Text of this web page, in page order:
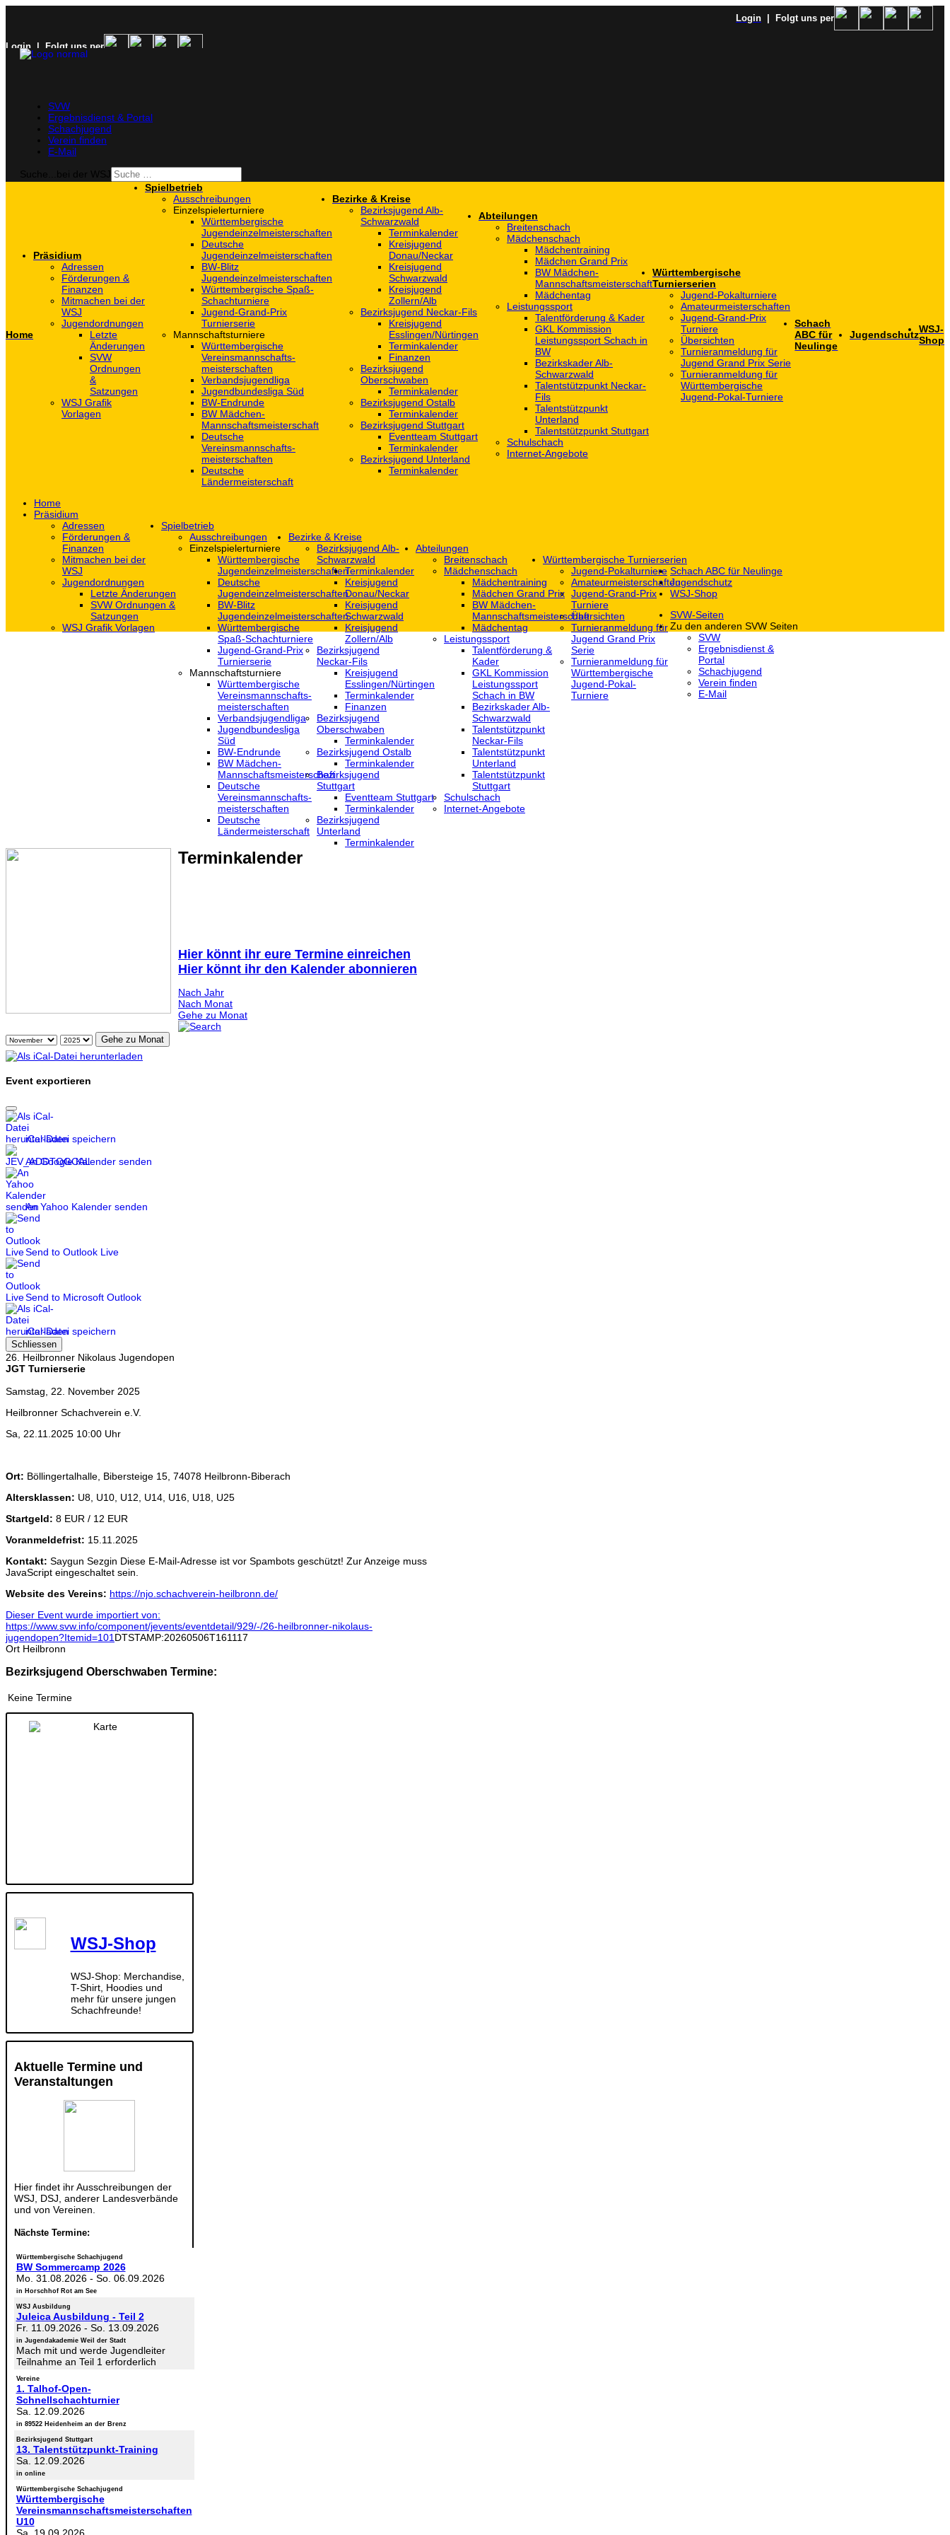
Login | Folgt uns per
Login | Folgt uns per
SVW
Ergebnisdienst & Portal
Schachjugend
Verein finden
E-Mail
Home
Präsidium
Adressen
Förderungen &
Finanzen
Mitmachen bei der
WSJ
Jugendordnungen
Letzte
Änderungen
SVW
Ordnungen
&
Satzungen
WSJ Grafik
Vorlagen
Spielbetrieb
Ausschreibungen
Einzelspielerturniere
Württembergische
Jugendeinzelmeisterschaften
Deutsche
Jugendeinzelmeisterschaften
BW-Blitz
Jugendeinzelmeisterschaften
Württembergische Spaß-
Schachturniere
Jugend-Grand-Prix
Turnierserie
Mannschaftsturniere
Württembergische
Vereinsmannschafts-
meisterschaften
Verbandsjugendliga
Jugendbundesliga Süd
BW-Endrunde
BW Mädchen-
Mannschaftsmeisterschaft
Deutsche
Vereinsmannschafts-
meisterschaften
Deutsche
Ländermeisterschaft
Bezirke & Kreise
Bezirksjugend Alb-
Schwarzwald
Terminkalender
Kreisjugend
Donau/Neckar
Kreisjugend
Schwarzwald
Kreisjugend
Zollern/Alb
Bezirksjugend Neckar-Fils
Kreisjugend
‎Esslingen/Nürtingen
Terminkalender
Finanzen
Bezirksjugend
Oberschwaben
Terminkalender
Bezirksjugend Ostalb
Terminkalender
Bezirksjugend Stuttgart
‎Eventteam Stuttgart
Terminkalender
Bezirksjugend Unterland
Terminkalender
Abteilungen
Breitenschach
Mädchenschach
Mädchentraining
Mädchen Grand Prix
BW Mädchen-
Mannschaftsmeisterschaft
Mädchentag
Leistungssport
Talentförderung & Kader
GKL Kommission
Leistungssport Schach in
BW
Bezirkskader Alb-
Schwarzwald
Talentstützpunkt Neckar-
Fils
Talentstützpunkt
Unterland
Talentstützpunkt Stuttgart
Schulschach
Internet-Angebote
Württembergische
Turnierserien
Jugend-Pokalturniere
Amateurmeisterschaften
Jugend-Grand-Prix
Turniere
Übersichten
Turnieranmeldung für
Jugend Grand Prix Serie
Turnieranmeldung für
Württembergische
Jugend-Pokal-Turniere
Schach
ABC für
Neulinge
JugendschutzWSJ-
Shop
Home
Präsidium
Adressen
Förderungen &
Finanzen
Mitmachen bei der
WSJ
Jugendordnungen
Letzte Änderungen
SVW Ordnungen &
Satzungen
WSJ Grafik Vorlagen
Spielbetrieb
Ausschreibungen
Einzelspielerturniere
Württembergische
Jugendeinzelmeisterschaften
Deutsche
Jugendeinzelmeisterschaften
BW-Blitz
Jugendeinzelmeisterschaften
Württembergische
Spaß-Schachturniere
Jugend-Grand-Prix
Turnierserie
Mannschaftsturniere
Württembergische
Vereinsmannschafts-
meisterschaften
Verbandsjugendliga
Jugendbundesliga
Süd
BW-Endrunde
BW Mädchen-
Mannschaftsmeisterschaft
Deutsche
Vereinsmannschafts-
meisterschaften
Deutsche
Ländermeisterschaft
Bezirke & Kreise
Bezirksjugend Alb-
Schwarzwald
Terminkalender
Kreisjugend
Donau/Neckar
Kreisjugend
Schwarzwald
Kreisjugend
Zollern/Alb
Bezirksjugend
Neckar-Fils
Kreisjugend
‎Esslingen/Nürtingen
Terminkalender
Finanzen
Bezirksjugend
Oberschwaben
Terminkalender
Bezirksjugend Ostalb
Terminkalender
Bezirksjugend
Stuttgart
‎Eventteam Stuttgart
Terminkalender
Bezirksjugend
Unterland
Terminkalender
Abteilungen
Breitenschach
Mädchenschach
Mädchentraining
Mädchen Grand Prix
BW Mädchen-
Mannschaftsmeisterschaft
Mädchentag
Leistungssport
Talentförderung &
Kader
GKL Kommission
Leistungssport
Schach in BW
Bezirkskader Alb-
Schwarzwald
Talentstützpunkt
Neckar-Fils
Talentstützpunkt
Unterland
Talentstützpunkt
Stuttgart
Schulschach
Internet-Angebote
Württembergische Turnierserien
Jugend-Pokalturniere
Amateurmeisterschaften
Jugend-Grand-Prix
Turniere
Übersichten
Turnieranmeldung für
Jugend Grand Prix
Serie
Turnieranmeldung für
Württembergische
Jugend-Pokal-
Turniere
Schach ABC für Neulinge
Jugendschutz
WSJ-Shop
SVW-Seiten
Zu den anderen SVW Seiten
SVW
Ergebnisdienst &
Portal
Schachjugend
Verein finden
E-Mail
Terminkalender
Hier könnt ihr eure Termine einreichen
Hier könnt ihr den Kalender abonnieren
Nach Jahr
Nach Monat
Gehe zu Monat
Gehe zu Monat
Event exportieren
iCal-Datei speichern
An Google Kalender senden
An Yahoo Kalender senden
Send to Outlook Live
Send to Microsoft Outlook
iCal-Datei speichern
Schliessen
26. Heilbronner Nikolaus Jugendopen
JGT Turnierserie
Samstag, 22. November 2025
Heilbronner Schachverein e.V.
Sa, 22.11.2025 10:00 Uhr
Ort: Böllingertalhalle, Bibersteige 15, 74078 Heilbronn-Biberach
Altersklassen: U8, U10, U12, U14, U16, U18, U25
Startgeld: 8 EUR / 12 EUR
Voranmeldefrist: 15.11.2025
Kontakt: Saygun Sezgin Diese E-Mail-Adresse ist vor Spambots geschützt! Zur Anzeige muss
JavaScript eingeschaltet sein.
Website des Vereins: https://njo.schachverein-heilbronn.de/
Dieser Event wurde importiert von:
https://www.svw.info/component/jevents/eventdetail/929/-/26-heilbronner-nikolaus-
jugendopen?Itemid=101 DTSTAMP:20260506T161117
Ort Heilbronn
Bezirksjugend Oberschwaben Termine:
Keine Termine
WSJ-Shop
WSJ-Shop: Merchandise,
T-Shirt, Hoodies und
mehr für unsere jungen
Schachfreunde!
Aktuelle Termine und
Veranstaltungen
Hier findet ihr Ausschreibungen der
WSJ, DSJ, anderer Landesverbände
und von Vereinen.
Nächste Termine:
Württembergische Schachjugend
BW Sommercamp 2026
Mo. 31.08.2026- So. 06.09.2026
in Horschhof Rot am See
WSJ Ausbildung
Juleica Ausbildung - Teil 2
Fr. 11.09.2026- So. 13.09.2026
in Jugendakademie Weil der Stadt
Mach mit und werde Jugendleiter
Teilnahme an Teil 1 erforderlich
Vereine
1. Talhof-Open-
Schnellschachturnier
Sa. 12.09.2026
in 89522 Heidenheim an der Brenz
Bezirksjugend Stuttgart
13. Talentstützpunkt-Training
Sa. 12.09.2026
in online
Württembergische Schachjugend
Württembergische
Vereinsmannschaftsmeisterschaften
U10
Sa. 19.09.2026